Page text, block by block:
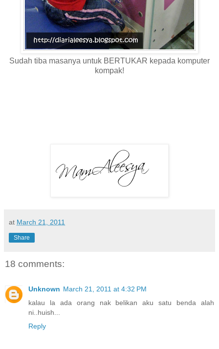
Sudah tiba masanya untuk BERTUKAR kepada komputer
kompak!
at March 21, 2011
Share
18 comments:
Unknown March 21, 2011 at 4:32 PM
kalau la ada orang nak belikan aku satu benda alah
ni..huish...
Reply